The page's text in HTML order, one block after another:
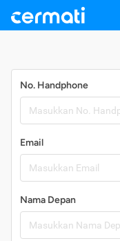
No. Handphone
Email
Nama Depan